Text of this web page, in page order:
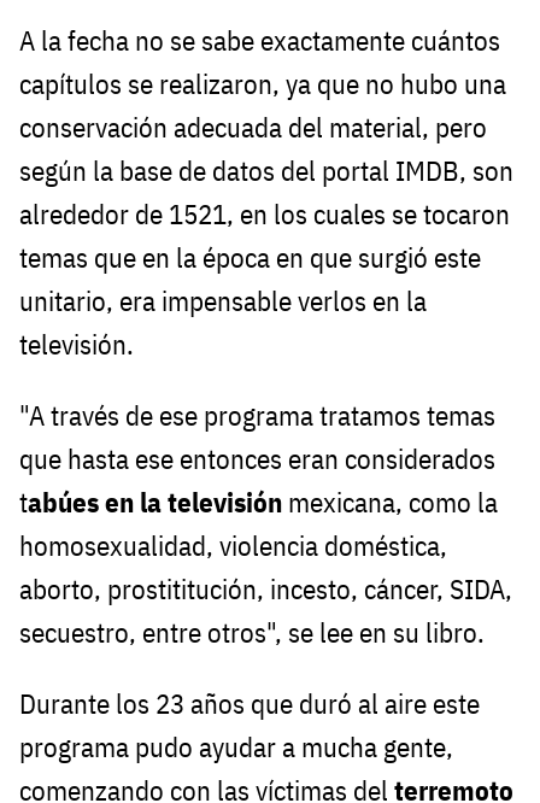
A la fecha no se sabe exactamente cuántos
capítulos se realizaron, ya que no hubo una
conservación adecuada del material, pero
según la base de datos del portal IMDB, son
alrededor de 1521, en los cuales se tocaron
temas que en la época en que surgió este
unitario, era impensable verlos en la
televisión.
"A través de ese programa tratamos temas
que hasta ese entonces eran considerados
tabúes en la televisión mexicana, como la
homosexualidad, violencia doméstica,
aborto, prostititución, incesto, cáncer, SIDA,
secuestro, entre otros", se lee en su libro.
Durante los 23 años que duró al aire este
programa pudo ayudar a mucha gente,
comenzando con las víctimas del terremoto